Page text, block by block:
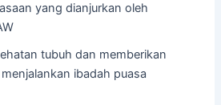
yang dianjurkan oleh
tubuh dan memberikan
ibadah puasa